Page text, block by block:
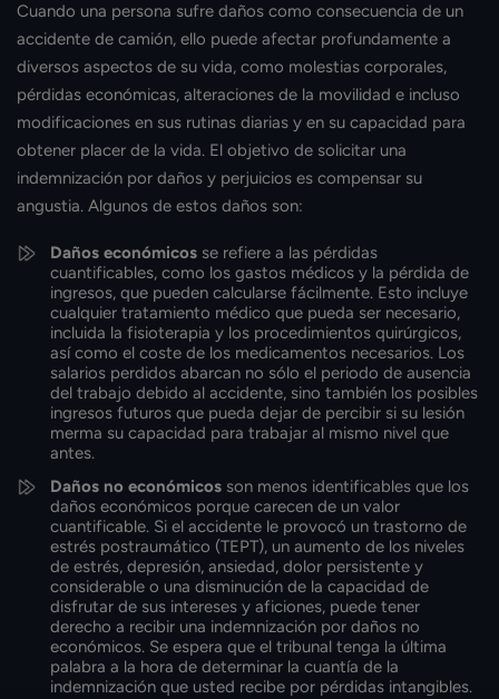
Cuando una persona sufre daños como consecuencia de un
accidente de camión, ello puede afectar profundamente a
diversos aspectos de su vida, como molestias corporales,
pérdidas económicas, alteraciones de la movilidad e incluso
modificaciones en sus rutinas diarias y en su capacidad para
obtener placer de la vida. El objetivo de solicitar una
indemnización por daños y perjuicios es compensar su
angustia. Algunos de estos daños son:
Daños económicos se refiere a las pérdidas
cuantificables, como los gastos médicos y la pérdida de
ingresos, que pueden calcularse fácilmente. Esto incluye
cualquier tratamiento médico que pueda ser necesario,
incluida la fisioterapia y los procedimientos quirúrgicos,
así como el coste de los medicamentos necesarios. Los
salarios perdidos abarcan no sólo el periodo de ausencia
del trabajo debido al accidente, sino también los posibles
ingresos futuros que pueda dejar de percibir si su lesión
merma su capacidad para trabajar al mismo nivel que
antes.
Daños no económicos son menos identificables que los
daños económicos porque carecen de un valor
cuantificable. Si el accidente le provocó un trastorno de
estrés postraumático (TEPT), un aumento de los niveles
de estrés, depresión, ansiedad, dolor persistente y
considerable o una disminución de la capacidad de
disfrutar de sus intereses y aficiones, puede tener
derecho a recibir una indemnización por daños no
económicos. Se espera que el tribunal tenga la última
palabra a la hora de determinar la cuantía de la
indemnización que usted recibe por pérdidas intangibles.